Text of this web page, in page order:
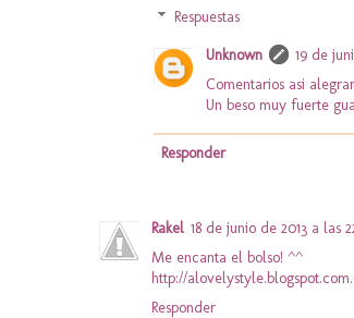
Respuestas
Unknown
19 de
Comentarios asi
Un beso muy fuerte
Responder
Rakel 18 de junio de 2013 a las
Me encanta el bolso! ^^
http://
Responder